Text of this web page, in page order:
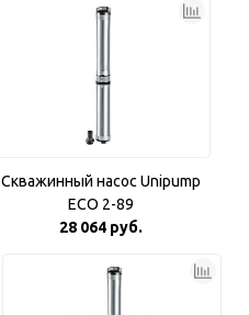
Скважинный насос Unipump
ECO 2-89
28 064 руб.